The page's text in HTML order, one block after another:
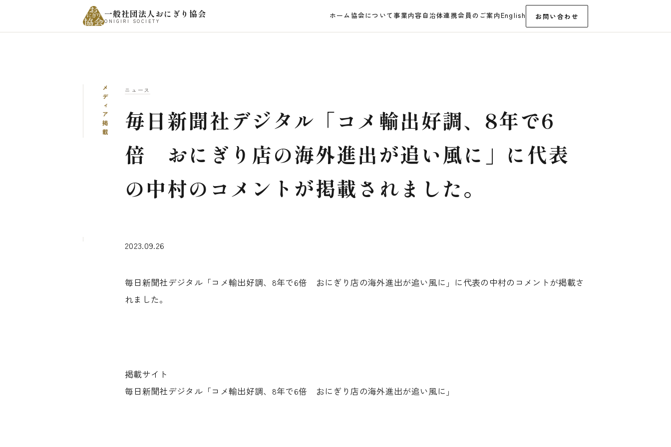
一般社団法人おにぎり協会
ONIGIRI SOCIETY
ホーム協会について 事業内容 自治体連携会員のご案内English お問い合わせ
メディア掲載 ニュース
毎日新聞社デジタル「コメ輸出好調、8年で6
倍 おにぎり店の海外進出が追い風に」に代表
の中村のコメントが掲載されました。
2023.09.26
毎日新聞社デジタル「コメ輸出好調、8年で6倍 おにぎり店の海外進出が追い風に」に代表の中村のコメントが掲載さ
れました。
掲載サイト
毎日新聞社デジタル「コメ輸出好調、8年で6倍 おにぎり店の海外進出が追い風に」